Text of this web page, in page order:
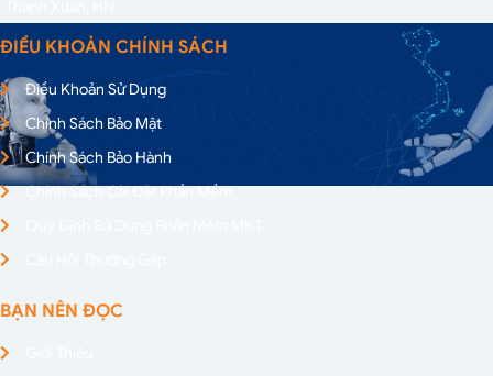
ĐIỀU KHOẢN CHÍNH SÁCH
Điều Khoản Sử Dụng
Chính Sách Bảo Mật
Chính Sách Bảo Hành
Chính Sách Cài Đặt Phần Mềm
BẠN NÊN ĐỌC